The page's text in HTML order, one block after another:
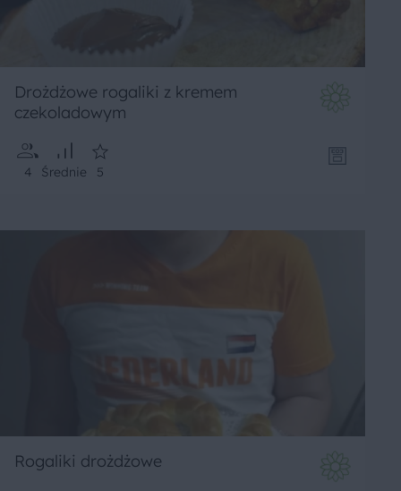
Drożdżowe rogaliki z kremem
czekoladowym
4 Średnie 5
Rogaliki drożdżowe